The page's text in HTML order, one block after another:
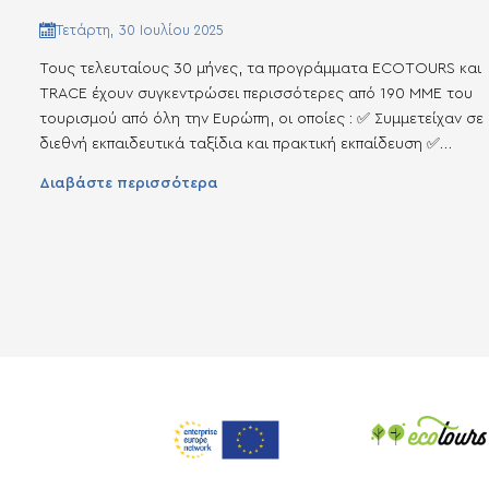
Τετάρτη, 30 Ιουλίου 2025
Τους τελευταίους 30 μήνες, τα προγράμματα ECOTOURS και
TRACE έχουν συγκεντρώσει περισσότερες από 190 ΜΜΕ του
τουρισμού από όλη την Ευρώπη, οι οποίες : ✅ Συμμετείχαν σε
διεθνή εκπαιδευτικά ταξίδια και πρακτική εκπαίδευση ✅
σήματα πιστοποίησης και εξατομικευμένη υποστήριξη για την
Διαβάστε περισσότερα